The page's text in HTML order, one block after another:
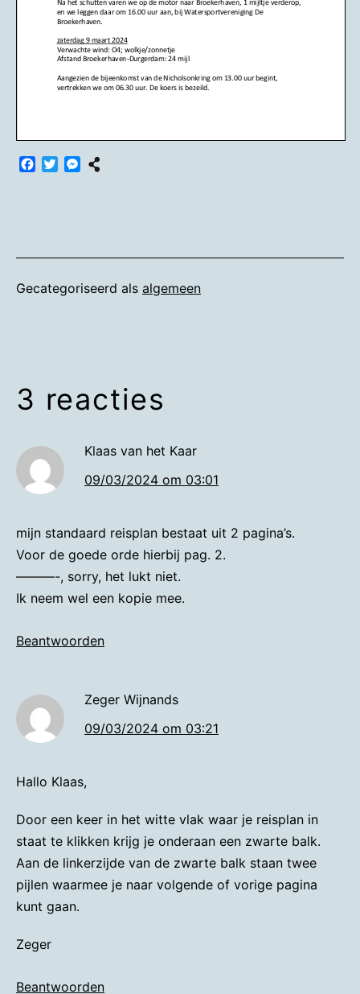
Facebook
TwitterMessenger
Gecategoriseerd als algemeen
3 reacties
Klaas van het Kaar
09/03/2024 om 03:01
mijn standaard reisplan bestaat uit 2 pagina’s.
Voor de goede orde hierbij pag. 2.
———-, sorry, het lukt niet.
Ik neem wel een kopie mee.
Beantwoorden
Zeger Wijnands
09/03/2024 om 03:21
Hallo Klaas,
Door een keer in het witte vlak waar je reisplan in
staat te klikken krijg je onderaan een zwarte balk.
Aan de linkerzijde van de zwarte balk staan twee
pijlen waarmee je naar volgende of vorige pagina
kunt gaan.
Zeger
Beantwoorden